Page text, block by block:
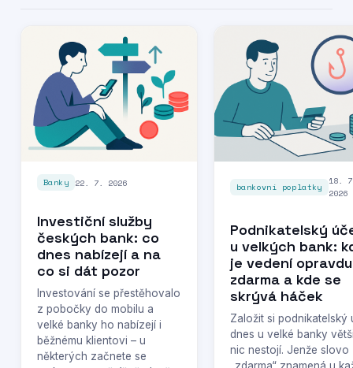
Banky 22. 7. 2026
Investiční služby
českých bank: co
dnes nabízejí a na
co si dát pozor
Investování se přestěhovalo
z pobočky do mobilu a
velké banky ho nabízejí i
běžnému klientovi – u
některých začnete se
bankovní poplatky
18.
2026
Podnikatelský
u velkých bank:
je vedení opravdu
zdarma a kde se
skrývá háček
Založit si podnikatelský
dnes u velké banky
nic nestojí. Jenže slovo